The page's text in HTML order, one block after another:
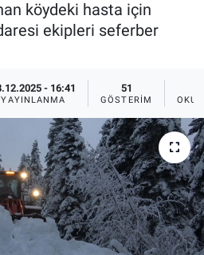
köydeki hasta için
ekipleri seferber
- 16:41
YAYINLANMA
51
GÖSTERIM